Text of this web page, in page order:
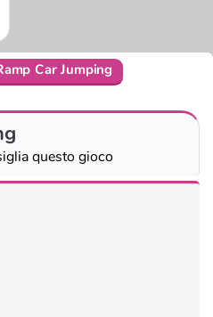
Car Jumping
questo gioco